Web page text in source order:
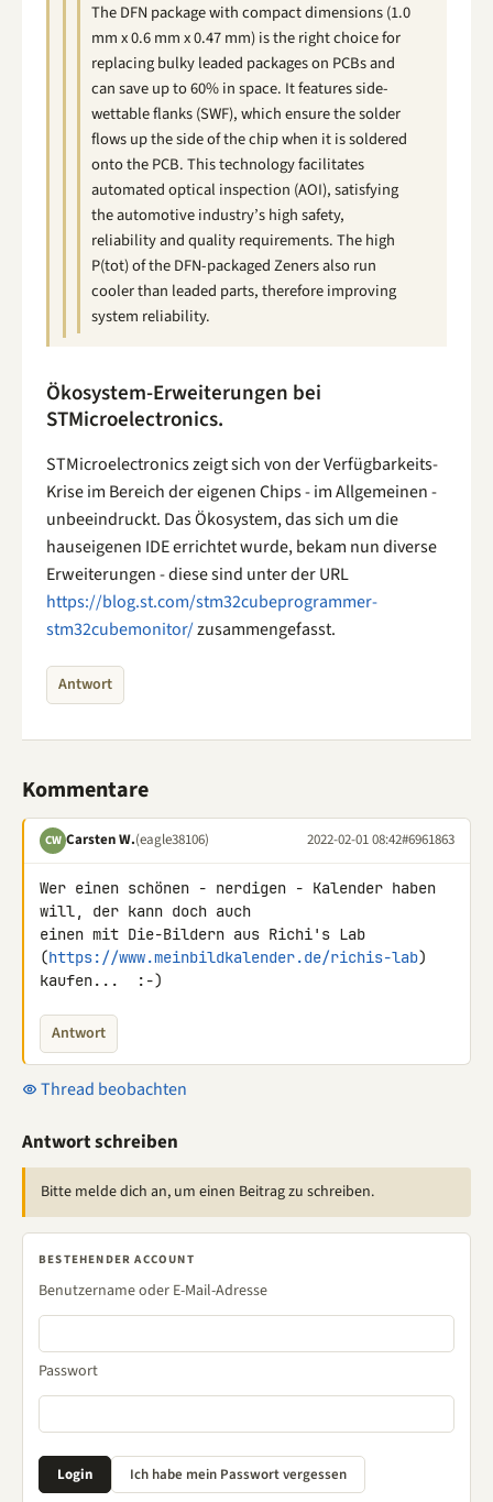
The DFN package with compact dimensions (1.0
mm x 0.6 mm x 0.47 mm) is the right choice for
replacing bulky leaded packages on PCBs and
can save up to 60% in space. It features side-
wettable flanks (SWF), which ensure the solder
flows up the side of the chip when it is soldered
onto the PCB. This technology facilitates
automated optical inspection (AOI), satisfying
the automotive industry’s high safety,
reliability and quality requirements. The high
P(tot) of the DFN-packaged Zeners also run
cooler than leaded parts, therefore improving
system reliability.
Ökosystem-Erweiterungen bei
STMicroelectronics.
STMicroelectronics zeigt sich von der Verfügbarkeits-
Krise im Bereich der eigenen Chips - im Allgemeinen -
unbeeindruckt. Das Ökosystem, das sich um die
hauseigenen IDE errichtet wurde, bekam nun diverse
Erweiterungen - diese sind unter der URL
https://blog.st.com/stm32cubeprogrammer-
stm32cubemonitor/zusammengefasst.
Antwort
Kommentare
CW Carsten W.(eagle38106) 2022-02-01 08:42#6961863
Wer einen schönen - nerdigen - Kalender haben
will, der kann doch auch
einen mit Die-Bildern aus Richi's Lab
(https://www.meinbildkalender.de/richis-lab)
kaufen...  :-)
Antwort
Thread beobachten
Antwort schreiben
Bitte melde dich an, um einen Beitrag zu schreiben.
BESTEHENDER ACCOUNT
Benutzername oder E-Mail-Adresse
Passwort